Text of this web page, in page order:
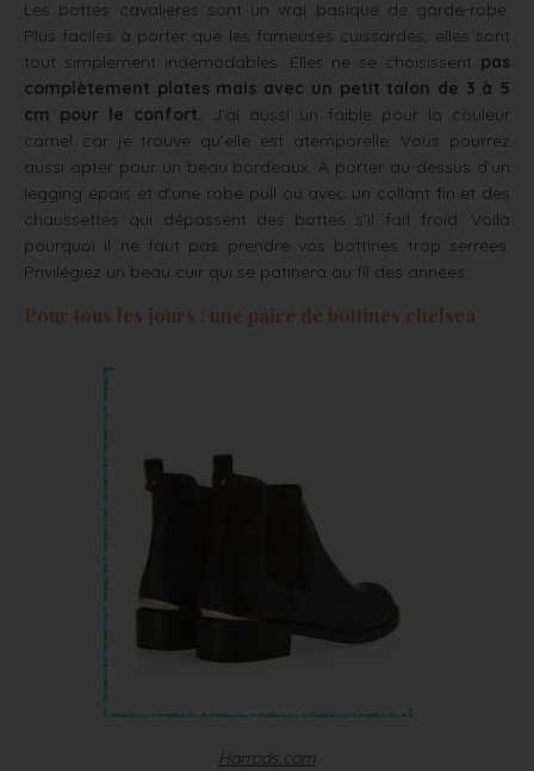
Les bottes cavalières sont un vrai basique de garde-robe.
Plus faciles à porter que les fameuses cuissardes, elles sont
tout simplement indémodables. Elles ne se choisissent pas
complètement plates mais avec un petit talon de 3 à 5
cm pour le confort.
J’ai aussi un faible pour la couleur
camel car je trouve qu’elle est atemporelle. Vous pourrez
aussi opter pour un beau bordeaux. À porter au-dessus d’un
legging épais et d’une robe pull ou avec un collant fin et des
chaussettes qui dépassent des bottes s’il fait froid. Voilà
pourquoi il ne faut pas prendre vos bottines trop serrées.
Privilégiez un beau cuir qui se patinera au fil des années.
Harrods.com